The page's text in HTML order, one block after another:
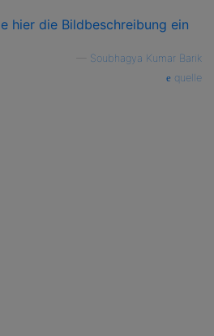
Soubhagya Kumar Barik
quelle